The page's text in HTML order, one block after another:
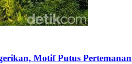
Motif Putus Pertemanan